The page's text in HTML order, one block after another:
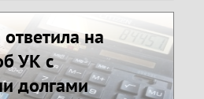
на
УК с
долгами